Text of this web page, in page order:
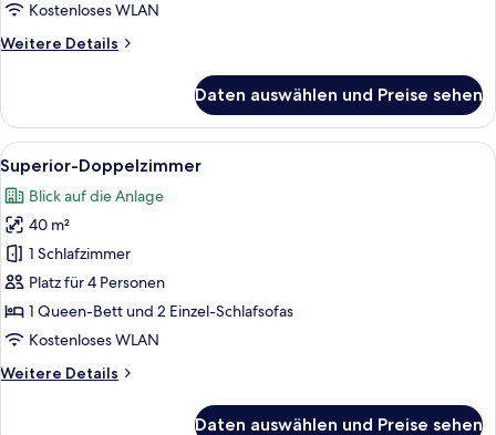
Kostenloses WLAN
Weitere Details
Weitere
Doppelzimmer
Daten auswählen und Preise sehen
Alle
Fotos
für
Superior-
Doppelzimmer
anzeigen
Ein Hotelzimmer mit einem großen
6
Superior-Doppelzimmer
Blick auf die Anlage
40 m²
1 Schlafzimmer
Platz für 4 Personen
1 Queen-Bett und 2 Einzel-Schlafsofas
Kostenloses WLAN
Weitere Details
Weitere
Daten auswählen und Preise sehen